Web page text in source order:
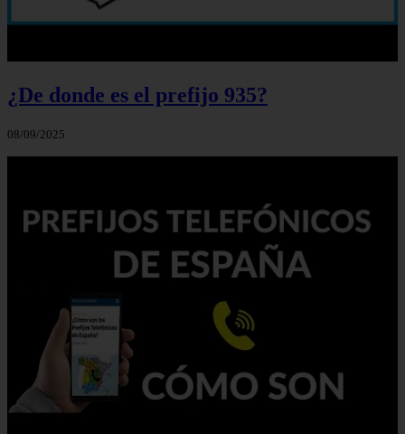
¿De donde es el prefijo 935?
08/09/2025